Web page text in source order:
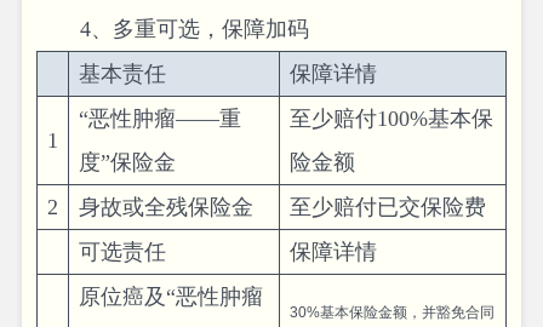
4、多重可选，保障加码
基本责任
保障详情
1
“恶性肿瘤——重
度”保险金
至少赔付100%基本保
险金额
2
身故或全残保险金
至少赔付已交保险费
可选责任
保障详情
原位癌及“恶性肿瘤
30%基本保险金额，并豁免合同